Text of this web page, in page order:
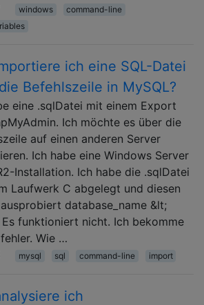
windows
command-line
ich eine SQL-Datei
Befehlszeile in MySQL?
eine .sqlDatei mit einem Export
Ich möchte es über die
auf einen anderen Server
Ich habe eine Windows Server
Installation. Ich habe die .sqlDatei
Laufwerk C abgelegt und diesen
database_name &lt;
funktioniert nicht. Ich bekomme
Wie …
mysql sql command-line import
ich